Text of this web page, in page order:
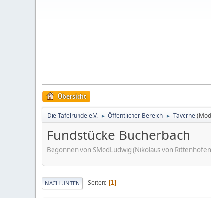
Übersicht
Die Tafelrunde e.V. ► Öffentlicher Bereich ► Taverne
Fundstücke Bucherbach
Begonnen von SModLudwig (Nikolaus von
NACH UNTEN Seiten 1